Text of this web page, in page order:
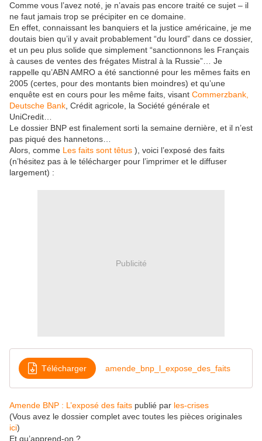
Comme vous l’avez noté, je n’avais pas encore traité ce sujet – il
ne faut jamais trop se précipiter en ce domaine.
En effet, connaissant les banquiers et la justice américaine, je me
doutais bien qu’il y avait probablement “du lourd” dans ce dossier,
et un peu plus solide que simplement “sanctionnons les Français
à causes de ventes des frégates Mistral à la Russie”… Je
rappelle qu’ABN AMRO a été sanctionné pour les mêmes faits en
2005 (certes, pour des montants bien moindres) et qu’une
enquête est en cours pour les même faits, visant Commerzbank,
Deutsche Bank , Crédit agricole, la Société générale et
UniCredit…
Le dossier BNP est finalement sorti la semaine dernière, et il n’est
pas piqué des hannetons…
Alors, comme Les faits sont têtus ), voici l’exposé des faits
(n’hésitez pas à le télécharger pour l’imprimer et le diffuser
largement) :
Publicité
Télécharger amende_bnp_l_expose_des_faits
Amende BNP : L’exposé des faits publié par les-crises
(Vous avez le dossier complet avec toutes les pièces originales
ici)
Et qu’apprend-on ?